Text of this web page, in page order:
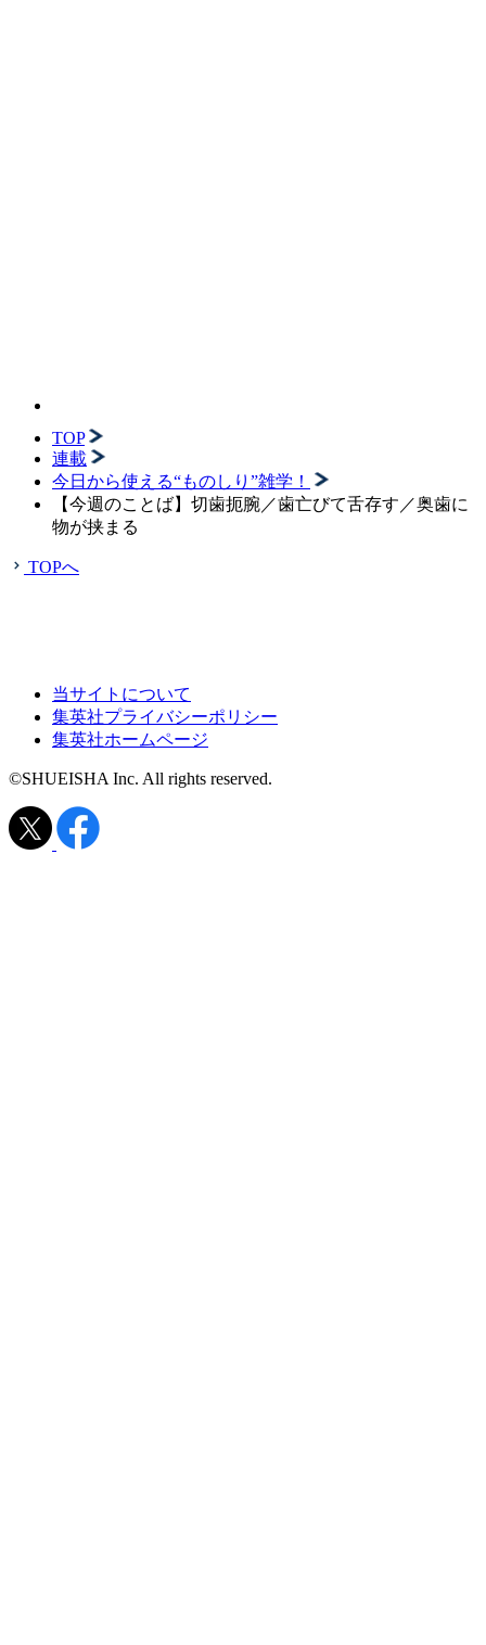
TOP
連載
今日から使える“ものしり”雑学！
【今週のことば】切歯扼腕／歯亡びて舌存す／奥歯に
物が挟まる
TOPへ
当サイトについて
集英社プライバシーポリシー
集英社ホームページ
©SHUEISHA Inc. All rights reserved.